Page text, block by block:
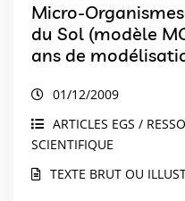
Micro-
du Sol (modèle
ans de
01/12/2009
ARTICLES EGS /
SCIENTIFIQUE
TEXTE BRUT OU